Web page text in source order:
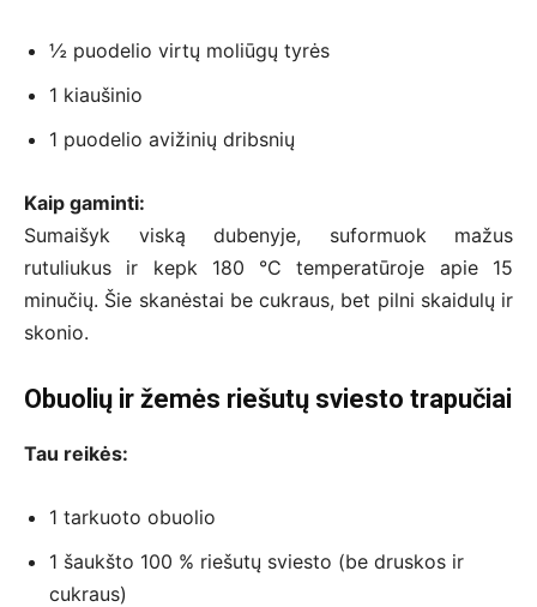
½ puodelio virtų moliūgų tyrės
1 kiaušinio
1 puodelio avižinių dribsnių
Kaip gaminti:
Sumaišyk viską dubenyje, suformuok mažus
rutuliukus ir kepk 180 °C temperatūroje apie 15
minučių. Šie skanėstai be cukraus, bet pilni skaidulų ir
skonio.
Obuolių ir žemės riešutų sviesto trapučiai
Tau reikės:
1 tarkuoto obuolio
1 šaukšto 100 % riešutų sviesto (be druskos ir
cukraus)